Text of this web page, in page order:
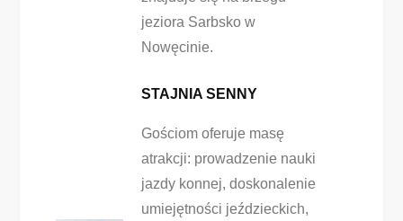
jeziora Sarbsko w
Nowęcinie.
STAJNIA SENNY
Gościom oferuje masę
atrakcji: prowadzenie nauki
jazdy konnej, doskonalenie
umiejętności jeździeckich,